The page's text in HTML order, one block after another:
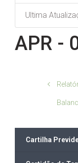
Ultima
APR -
Cartilha